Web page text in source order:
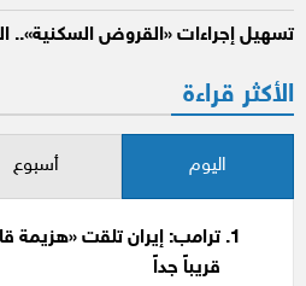
تسهيل إجراءات «القروض السكنية»..
الأكثر قراءة
اليوم أسبوع
ترامب: إيران تلقت «هزيمة
قريباً جداً